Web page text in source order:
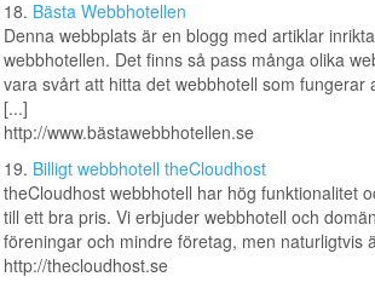
18. Bästa Webbhotellen
Denna webbplats är en blogg med artiklar
webbhotellen. Det finns så pass många olika
vara svårt att hitta det webbhotell som
[...]
http://www.bästawebbhotellen.se
19. Billigt webbhotell theCloudhost
theCloudhost webbhotell har hög funktionalitet
till ett bra pris. Vi erbjuder webbhotell och
föreningar och mindre företag, men naturligtvis
http://thecloudhost.se